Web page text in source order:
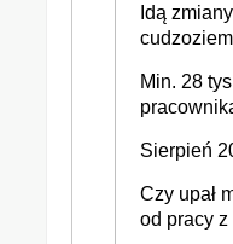
dni od
Idą
Min. 28
zespołu
Sierpień
Czy upał
od pracy z